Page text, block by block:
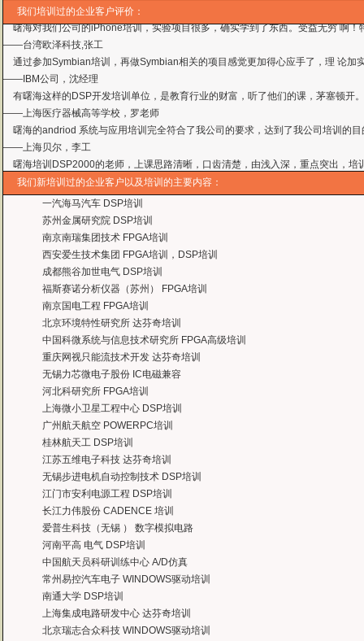
我们培训过的企业客户评价：
曙海对我们公司的iPhone培训，实验项目很多，确实学到了东西。受益无穷 啊
——台湾欧泽科技,张工
通过参加Symbian培训，再做Symbian相关的项目感觉更加得心应手了，理 论加
——IBM公司，沈经理
有曙海这样的DSP开发培训单位，是教育行业的财富，听了他们的课，茅塞顿开。
——上海医疗器械高等学校，罗老师
曙海的andriod 系统与应用培训完全符合了我公司的要求，达到了我公司培训的
——上海贝尔，李工
曙海培训DSP2000的老师，上课思路清晰，口齿清楚，由浅入深，重点突出，培
达到了我们想要的效果，希望继续合作下去。
——中国电子科技集团技术部主任 马工
曙海的FPGA 培训很好地填补了高校FPGA培训空白，不错。总之，有利于学生
——上海电子，冯老师
曙海给我们公司提供的Dsp6000培训，符合我们项目的开发要求，解决了很多困
——公安部第三研究所，项目部负责人李先生
MTK培训-我在网上找了很久，就是找不到。在曙海居然有MTK驱动的培训，老
——台湾双扬科技，研发处经理，杨先生
曙海对我们公司的iPhone培训，实验项目很多，确实学到了东西。受益无穷 啊
——台湾欧泽科技,张工
通过参加Symbian培训，再做Symbian相关的项目感觉更加得心应手了，理 论加
——IBM公司，沈经理
有曙海这样的DSP开发培训单位，是教育行业的财富，听了他们的课，茅塞顿开。
——上海医疗器械高等学校，罗老师
我们新培训过的企业客户以及培训的主要内容：
一汽海马汽车 DSP培训
苏州金属研究院 DSP培训
南京南瑞集团技术 FPGA培训
西安爱生技术集团 FPGA培训，DSP培训
成都熊谷加世电气 DSP培训
福斯赛诺分析仪器（苏州） FPGA培训
南京国电工程 FPGA培训
北京环境特性研究所 达芬奇培训
中国科微系统与信息技术研究所 FPGA高级培训
重庆网视只能流技术开发 达芬奇培训
无锡力芯微电子股份 IC电磁兼容
河北科研究所 FPGA培训
上海微小卫星工程中心 DSP培训
广州航天航空 POWERPC培训
桂林航天工 DSP培训
江苏五维电子科技 达芬奇培训
无锡步进电机自动控制技术 DSP培训
江门市安利电源工程 DSP培训
长江力伟股份 CADENCE 培训
爱普生科技（无锡 ） 数字模拟电路
河南平高 电气 DSP培训
中国航天员科研训练中心 A/D仿真
常州易控汽车电子 WINDOWS驱动培训
南通大学 DSP培训
上海集成电路研发中心 达芬奇培训
北京瑞志合众科技 WINDOWS驱动培训